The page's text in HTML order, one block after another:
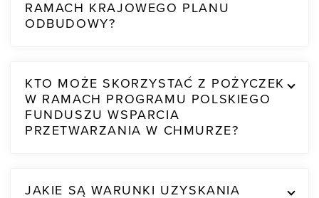
RAMACH KRAJOWEGO PLANU
ODBUDOWY?
KTO MOŻE SKORZYSTAĆ Z POŻYCZEK
W RAMACH PROGRAMU POLSKIEGO
FUNDUSZU WSPARCIA
PRZETWARZANIA W CHMURZE?
JAKIE SĄ WARUNKI UZYSKANIA